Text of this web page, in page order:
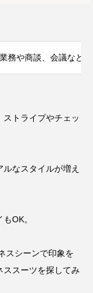
務や商談、会議など
トライプやチェッ
なスタイルが増え
OK。
スシーンで印象を
ススーツを探してみ